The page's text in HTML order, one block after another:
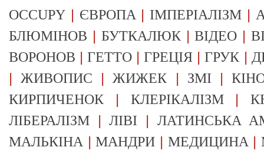
OCCUPY | ЄВРОПА | ІМПЕРІАЛІЗМ |
БЛЮМІНОВ | БУТКАЛЮК|ВІДЕО |
ВОРОНОВ |ГЕТТО |ГРЕЦІЯ |ГРУК |
|ЖИВОПИС |ЖИЖЕК | ЗМІ |
КИРПИЧЕНОК | КЛЕРІКАЛІЗМ|
ЛІБЕРАЛІЗМ |ЛІВІ | ЛАТИНСЬКА
МАЛЬКІНА |МАНДРИ | МЕДИЦИНА |